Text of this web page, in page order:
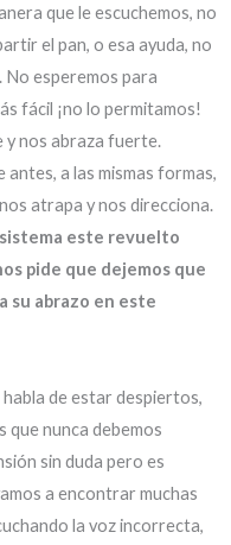
que le escuchemos, no
el pan, o esa ayuda, no
No esperemos para
fácil ¡no lo permitamos!
y nos abraza fuerte.
a las mismas formas,
atrapa y nos direcciona.
este revuelto
pide que dejemos que
su abrazo en este
de estar despiertos,
que nunca debemos
sin duda pero es
a encontrar muchas
la voz incorrecta,